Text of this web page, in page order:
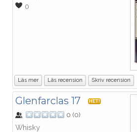
0
Läs mer Läs recension Skriv recension
Glenfarclas 17 HET!
0 (0)
Whisky